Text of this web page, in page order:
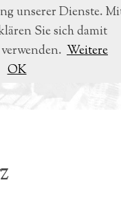
unserer Dienste.
Sie sich damit
Weitere
OK